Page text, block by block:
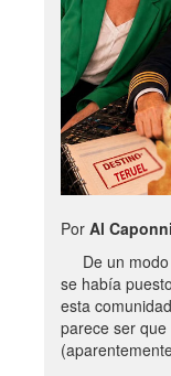
Por Al Caponni
De un modo
se había
esta
parece ser